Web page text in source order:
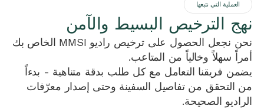
العملية التي نتبعها
نهج الترخيص البسيط والآمن
نحن نجعل الحصول على ترخيص راديو MMSI الخاص بك
أمراً سهلاً وخالياً من المتاعب.
يضمن فريقنا التعامل مع كل طلب بدقة متناهية - بدءاً
من التحقق من تفاصيل السفينة وحتى إصدار معرّفات
الراديو الصحيحة.